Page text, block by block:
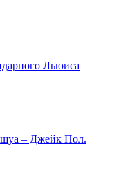
Льюиса
– Джейк Пол.